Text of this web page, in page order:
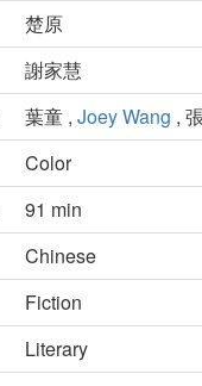
楚原
謝家慧
葉童 , Joey Wang ,
Color
91 min
Chinese
Fiction
Literary